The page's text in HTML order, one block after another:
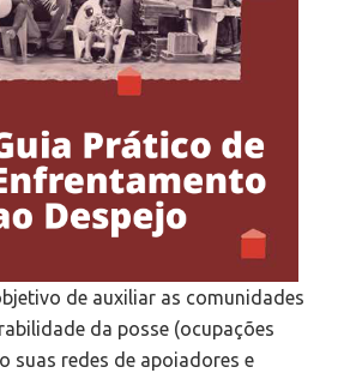
de auxiliar as comunidades
da posse (ocupações
suas redes de apoiadores e